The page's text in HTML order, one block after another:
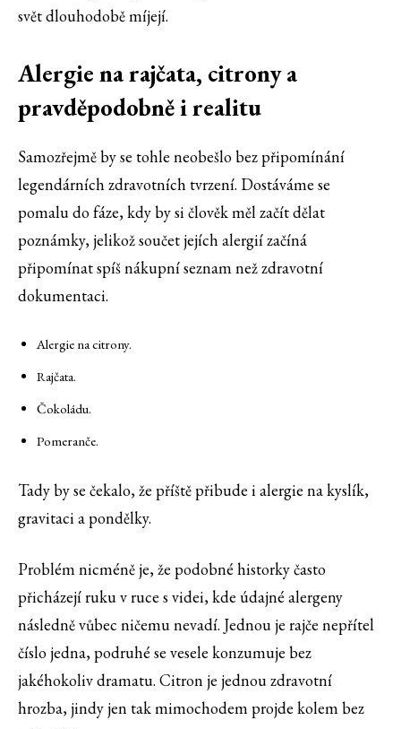
svět dlouhodobě míjejí.
Alergie na rajčata, citrony a
pravděpodobně i realitu
Samozřejmě by se tohle neobešlo bez připomínání
legendárních zdravotních tvrzení. Dostáváme se
pomalu do fáze, kdy by si člověk měl začít dělat
poznámky, jelikož součet jejích alergií začíná
připomínat spíš nákupní seznam než zdravotní
dokumentaci.
Alergie na citrony.
Rajčata.
Čokoládu.
Pomeranče.
Tady by se čekalo, že příště přibude i alergie na kyslík,
gravitaci a pondělky.
Problém nicméně je, že podobné historky často
přicházejí ruku v ruce s videi, kde údajné alergeny
následně vůbec ničemu nevadí. Jednou je rajče nepřítel
číslo jedna, podruhé se vesele konzumuje bez
jakéhokoliv dramatu. Citron je jednou zdravotní
hrozba, jindy jen tak mimochodem projde kolem bez